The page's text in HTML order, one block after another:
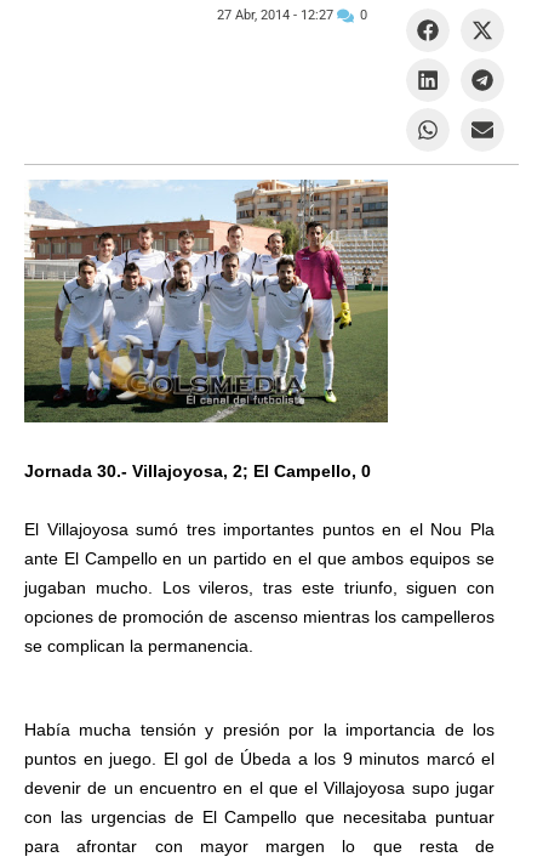
Jornada 30.- Villajoyosa, 2; El Campello, 0
El Villajoyosa sumó tres importantes puntos en el Nou Pla
ante El Campello en un partido en el que ambos equipos se
jugaban mucho. Los vileros, tras este triunfo, siguen con
opciones de promoción de ascenso mientras los campelleros
se complican la permanencia.
Había mucha tensión y presión por la importancia de los
puntos en juego. El gol de Úbeda a los 9 minutos marcó el
devenir de un encuentro en el que el Villajoyosa supo jugar
con las urgencias de El Campello que necesitaba puntuar
para afrontar con mayor margen lo que resta de
27 Abr, 2014 - 12:27 0